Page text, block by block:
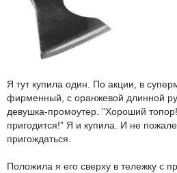
Я тут купила один. По акции, в
фирменный, с оранжевой длинной
девушка-промоутер. “Хороший
пригодится!” Я и купила. И не
пригождаться.
Положила я его сверху в тележку с